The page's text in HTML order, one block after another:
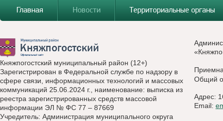
Главная
Новости Территориальные органы
Княжпогостский муниципальный район (12+)
Зарегистрирован в Федеральной службе по надзору в
сфере связи, информационных технологий и массовых
коммуникаций 25.06.2024 г., наименование: выписка из
реестра зарегистрированных средств массовой
информации ЭЛ № ФС 77 – 87669
Учредитель: Администрация муниципального округа
Общий
Адрес:
Email: